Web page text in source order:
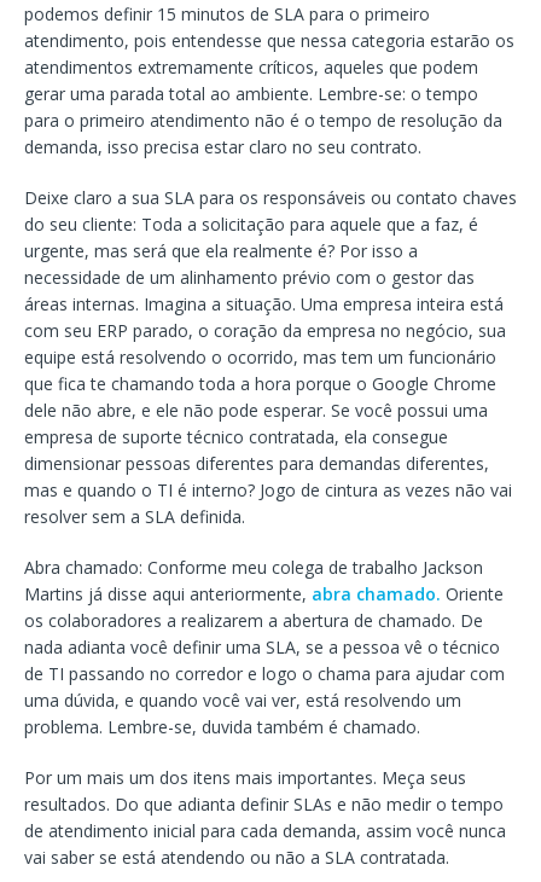
podemos definir 15 minutos de SLA para o primeiro
atendimento, pois entendesse que nessa categoria estarão os
atendimentos extremamente críticos, aqueles que podem
gerar uma parada total ao ambiente. Lembre-se: o tempo
para o primeiro atendimento não é o tempo de resolução da
demanda, isso precisa estar claro no seu contrato.
Deixe claro a sua SLA para os responsáveis ou contato chaves
do seu cliente: Toda a solicitação para aquele que a faz, é
urgente, mas será que ela realmente é? Por isso a
necessidade de um alinhamento prévio com o gestor das
áreas internas. Imagina a situação. Uma empresa inteira está
com seu ERP parado, o coração da empresa no negócio, sua
equipe está resolvendo o ocorrido, mas tem um funcionário
que fica te chamando toda a hora porque o Google Chrome
dele não abre, e ele não pode esperar. Se você possui uma
empresa de suporte técnico contratada, ela consegue
dimensionar pessoas diferentes para demandas diferentes,
mas e quando o TI é interno? Jogo de cintura as vezes não vai
resolver sem a SLA definida.
Abra chamado: Conforme meu colega de trabalho Jackson
Martins já disse aqui anteriormente, abra chamado. Oriente
os colaboradores a realizarem a abertura de chamado. De
nada adianta você definir uma SLA, se a pessoa vê o técnico
de TI passando no corredor e logo o chama para ajudar com
uma dúvida, e quando você vai ver, está resolvendo um
problema. Lembre-se, duvida também é chamado.
Por um mais um dos itens mais importantes. Meça seus
resultados. Do que adianta definir SLAs e não medir o tempo
de atendimento inicial para cada demanda, assim você nunca
vai saber se está atendendo ou não a SLA contratada.